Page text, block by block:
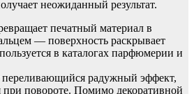
неожиданный результат.
печатный материал в
— поверхность раскрывает
в каталогах парфюмерии и
переливающийся радужный эффект,
при повороте. Помимо декоративной